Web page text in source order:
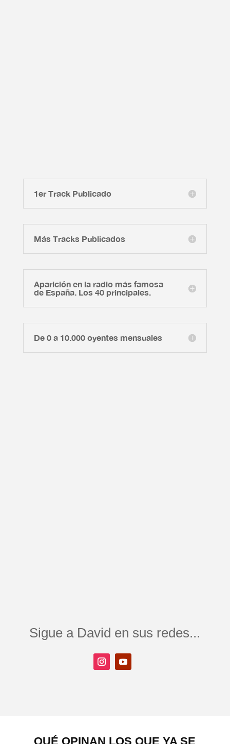
1er Track Publicado
Más Tracks Publicados
Aparición en la radio más famosa
de España. Los 40 principales.
De 0 a 10.000 oyentes mensuales
Sigue a David en sus redes...
QUÉ OPINAN LOS QUE YA SE